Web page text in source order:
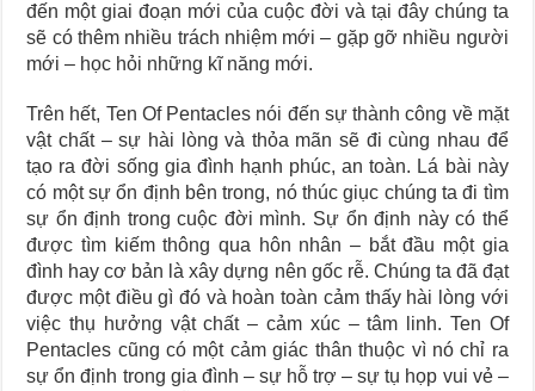
đến một giai đoạn mới của cuộc đời và tại đây chúng ta
sẽ có thêm nhiều trách nhiệm mới – gặp gỡ nhiều người
mới – học hỏi những kĩ năng mới.
Trên hết, Ten Of Pentacles nói đến sự thành công về mặt
vật chất – sự hài lòng và thỏa mãn sẽ đi cùng nhau để
tạo ra đời sống gia đình hạnh phúc, an toàn. Lá bài này
có một sự ổn định bên trong, nó thúc giục chúng ta đi tìm
sự ổn định trong cuộc đời mình. Sự ổn định này có thể
được tìm kiếm thông qua hôn nhân – bắt đầu một gia
đình hay cơ bản là xây dựng nên gốc rễ. Chúng ta đã đạt
được một điều gì đó và hoàn toàn cảm thấy hài lòng với
việc thụ hưởng vật chất – cảm xúc – tâm linh. Ten Of
Pentacles cũng có một cảm giác thân thuộc vì nó chỉ ra
sự ổn định trong gia đình – sự hỗ trợ – sự tụ họp vui vẻ –